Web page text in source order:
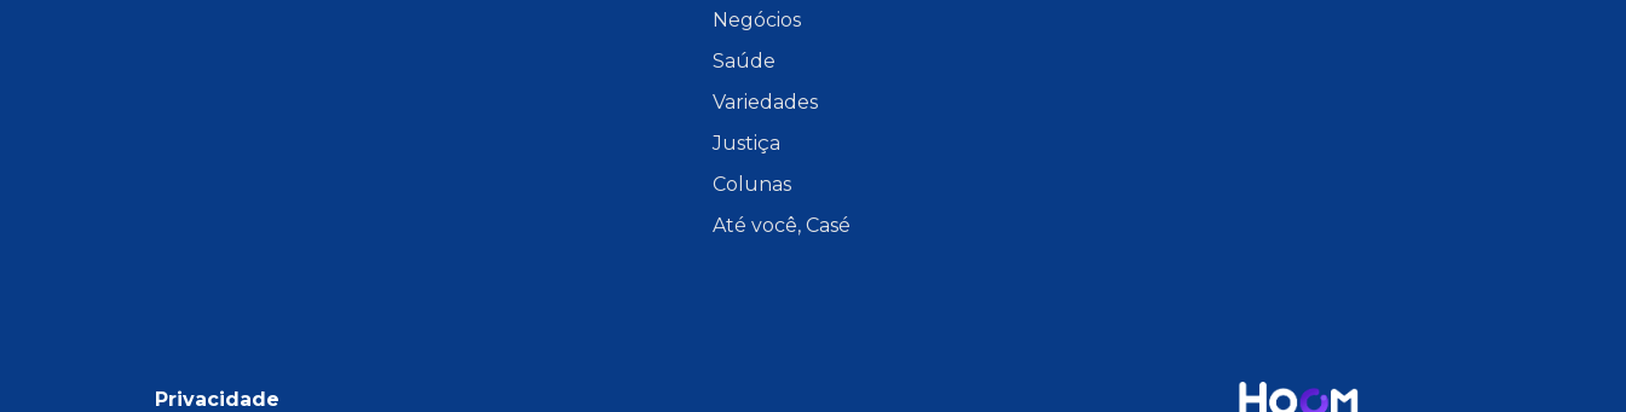
Negócios
Saúde
Variedades
Justiça
Colunas
Até você, Casé
Privacidade